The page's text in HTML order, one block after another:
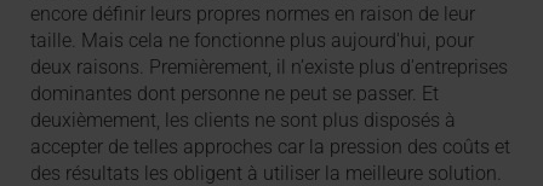
encore définir leurs propres normes en raison de leur
taille. Mais cela ne fonctionne plus aujourd'hui, pour
deux raisons. Premièrement, il n’existe plus d'entreprises
dominantes dont personne ne peut se passer. Et
deuxièmement, les clients ne sont plus disposés à
accepter de telles approches car la pression des coûts et
des résultats les obligent à utiliser la meilleure solution.